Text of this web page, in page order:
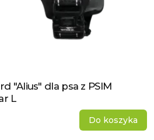
"Alius" dla psa z PSIM
L
Do koszyka